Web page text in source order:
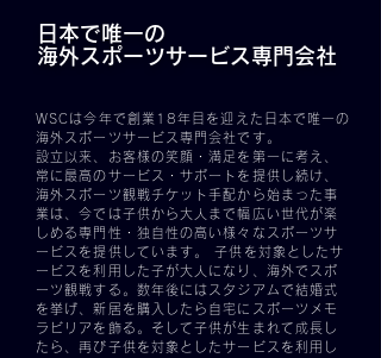
日本で唯一の
海外スポーツサービス専門会社
WSCは今年で創業18年目を迎えた日本で唯一の
海外スポーツサービス専門会社です。
設立以来、お客様の笑顔・満足を第一に考え、
常に最高のサービス・サポートを提供し続け、
海外スポーツ観戦チケット手配から始まった事
業は、今では子供から大人まで幅広い世代が楽
しめる専門性・独自性の高い様々なスポーツサ
ービスを提供しています。 子供を対象としたサ
ービスを利用した子が大人になり、海外でスポ
ーツ観戦する。数年後にはスタジアムで結婚式
を挙げ、新居を購入したら自宅にスポーツメモ
ラビリアを飾る。そして子供が生まれて成長し
たら、再び子供を対象としたサービスを利用し